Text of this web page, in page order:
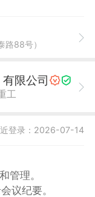
路88号）
限公司
工
登录：2026-07-14
管理。
议纪要。